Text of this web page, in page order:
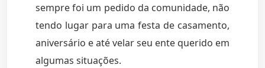
sempre foi um pedido da comunidade, não
tendo lugar para uma festa de casamento,
aniversário e até velar seu ente querido em
algumas situações.